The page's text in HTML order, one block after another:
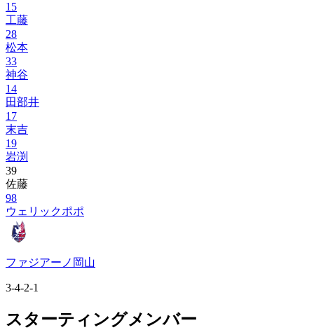
15
工藤
28
松本
33
神谷
14
田部井
17
末吉
19
岩渕
39
佐藤
98
ウェリックポポ
ファジアーノ岡山
3-4-2-1
スターティングメンバー